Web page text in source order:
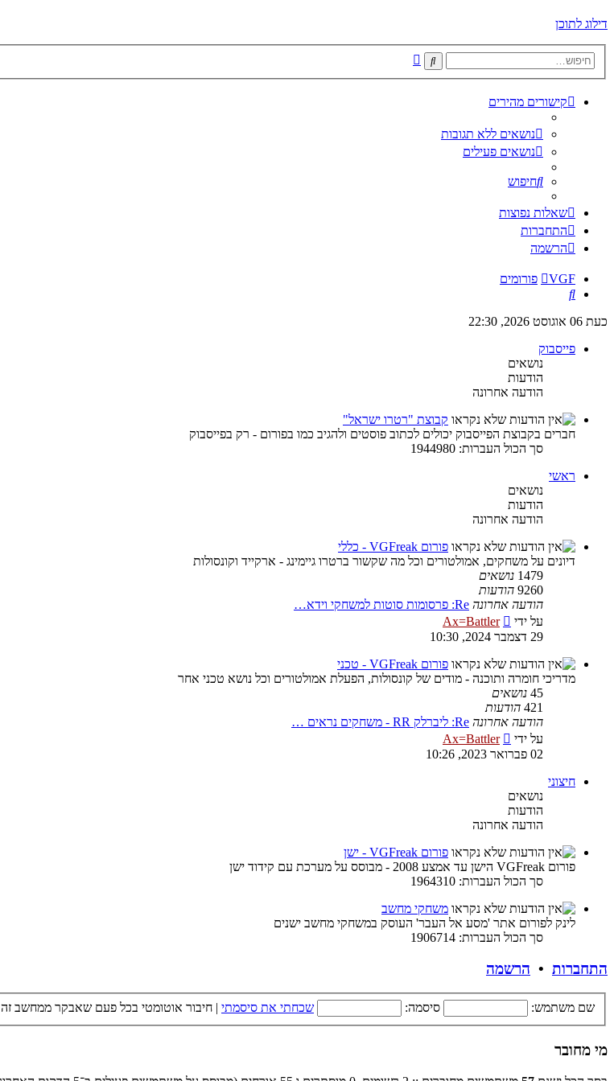
דילוג לתוכן
חיפוש
קישורים מהירים
נושאים ללא תגובות
נושאים פעילים
חיפוש
שאלות נפוצות
התחברות
הרשמה
VGF
פורומים
חיפוש
כעת 06 אוגוסט 2026, 22:30
פייסבוק
נושאים
הודעות
הודעה אחרונה
קבוצת "רטרו ישראל"
חברים בקבוצת הפייסבוק יכולים לכתוב פוסטים ולהגיב כמו בפורום - רק בפייסבוק
סך הכול העברות: 1944980
ראשי
נושאים
הודעות
הודעה אחרונה
פורום VGFreak - כללי
דיונים על משחקים, אמולטורים וכל מה שקשור ברטרו גיימינג - ארקייד וקונסולות
1479 נושאים
9260 הודעות
הודעה אחרונה Re: פרסומות סוטות למשחקי וידא…
על ידי
Ax=Battler
בהודעה
29 דצמבר 2024, 10:30
פורום VGFreak - טכני
מדריכי חומרה ותוכנה - מודים של קונסולות, הפעלת אמולטורים וכל נושא טכני אחר
45 נושאים
421 הודעות
הודעה אחרונה Re: ליברלק RR - משחקים נראים …
על ידי
Ax=Battler
בהודעה
02 פברואר 2023, 10:26
חיצוני
נושאים
הודעות
הודעה אחרונה
פורום VGFreak - ישן
פורום VGFreak הישן עד אמצע 2008 - מבוסס על מערכת עם קידוד ישן
סך הכול העברות: 1964310
משחקי מחשב
לינק לפורום אתר 'מסע אל העבר' העוסק במשחקי מחשב ישנים
סך הכול העברות: 1906714
התחברות • הרשמה
שם משתמש: סיסמה: שכחתי את סיסמתי | חיבור אוטומטי בכל פעם שאבקר ממחשב זה
מי מחובר